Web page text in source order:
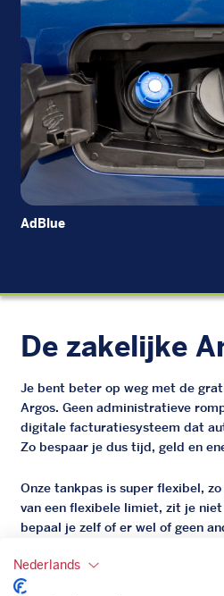
AdBlue
De zakelijke
Je bent beter op weg met de
Argos. Geen administratieve
digitale facturatiesysteem dat
Zo bespaar je dus tijd, geld en
Onze tankpas is super flexibel,
van een flexibele limiet, zit je
bepaal je zelf of er wel of geen
Bovendien profiteer je altijd van
korting. Mocht de pompprijs toch
Nederlands